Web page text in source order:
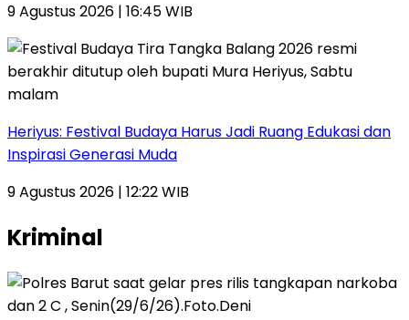
9 Agustus 2026 | 16:45 WIB
Heriyus: Festival Budaya Harus Jadi Ruang Edukasi dan
Inspirasi Generasi Muda
9 Agustus 2026 | 12:22 WIB
Kriminal